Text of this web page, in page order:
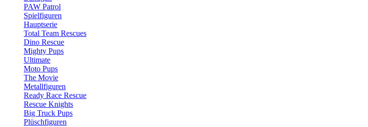
PAW Patrol
Spielfiguren
Hauptserie
Total Team Rescues
Dino Rescue
Mighty Pups
Ultimate
Moto Pups
The Movie
Metallfiguren
Ready Race Rescue
Rescue Knights
Big Truck Pups
Plüschfiguren